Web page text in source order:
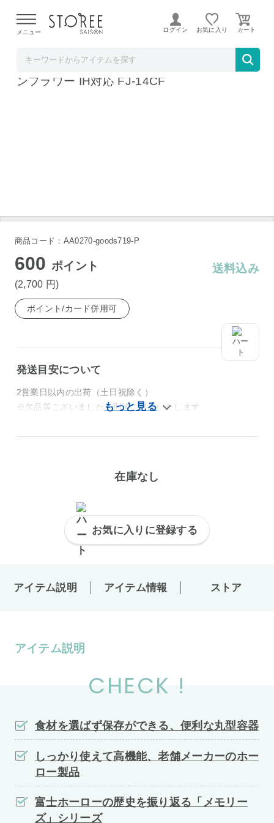
よる配送遅延が発生しております。
メニュー ログイン お気に入り
富士ホーロー メモリーズ 14cm 丸型容器 サ
ンフラワー IH対応 FJ-14CF
商品コード：AA0270-goods719-P
600ポイント
(2,700 円)
送料込み
ポイント/カード併用可
発送目安について
2営業日以内の出荷（土日祝除く）
※欠品等ございましたら別途ご連絡いたします
在庫なし
お気に入りに登録する
アイテム説明 アイテム情報 ストア
アイテム説明
CHECK !
食材を選ばず保存ができる、便利な丸型容器
しっかり使えて高機能、老舗メーカーのホー
ロー製品
富士ホーローの歴史を振り返る「メモリー
ズ」シリーズ